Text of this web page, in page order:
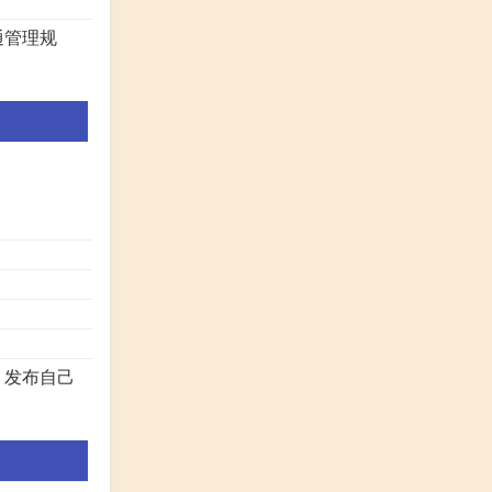
理规
布自己